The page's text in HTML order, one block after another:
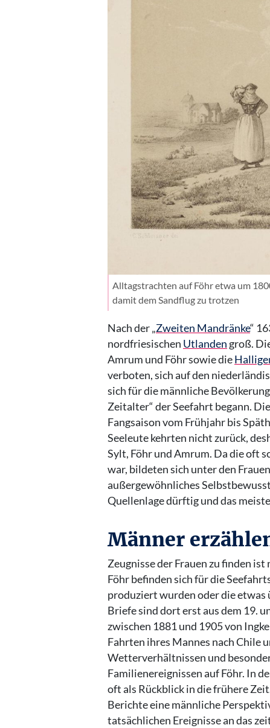
Alltagstrachten auf Föhr etwa um
damit dem Sandflug zu trotzen
Nach der „Zweiten Mandränke“
nordfriesischen Utlandengroß.
Amrum und Föhr sowie die
verboten, sich auf den
sich für die männliche
Zeitalter“ der Seefahrt begann.
Fangsaison vom Frühjahr bis
Seeleute kehrten nicht zurück,
Sylt, Föhr und Amrum. Da die oft
war, bildeten sich unter den
außergewöhnliches
Quellenlage dürftig und das
Männer
Zeugnisse der Frauen zu finden
Föhr befinden sich für die
produziert wurden oder die etwas
Briefe sind dort erst aus dem 19.
zwischen 1881 und 1905 von
Fahrten ihres Mannes nach Chile
Wetterverhältnissen und
Familienereignissen auf Föhr. In
oft als Rückblick in die frühere
Berichte eine männliche
tatsächlichen Ereignisse an das